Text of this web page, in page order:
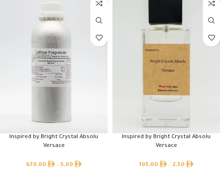
Inspired by Bright Crystal Absolu
Versace
2,50
–
105,00
Inspired by Bright Crystal Absolu
Versace
5,00
–
670,00